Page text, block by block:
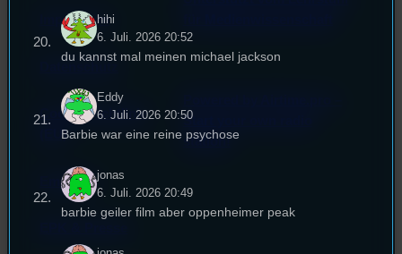
Impressum
Cookie-Richtlinie
(EU)
Empfang
Start your own radio
station!
hihi
6. Juli. 2026 20:52
du kannst mal meinen michael jackson
Eddy
6. Juli. 2026 20:50
Barbie war eine reine psychose
jonas
6. Juli. 2026 20:49
barbie geiler film aber oppenheimer peak